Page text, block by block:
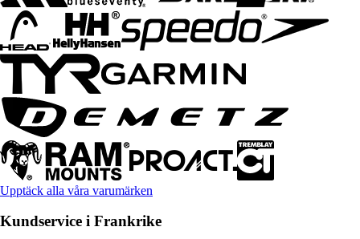
Upptäck alla våra varumärken
Kundservice i Frankrike